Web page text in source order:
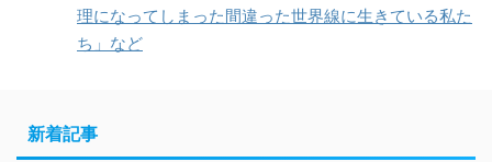
理になってしまった間違った世界線に生きている私た
ち」など
新着記事